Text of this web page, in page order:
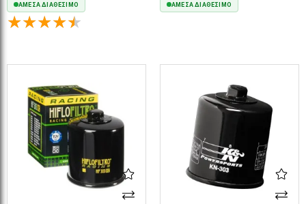
ΆΜΕΣΑ ΔΙΑΘΈΣΙΜΟ ΆΜΕΣΑ ΔΙΑΘΈΣΙΜΟ